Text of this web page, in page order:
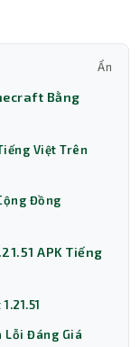
Ẩn
Bằng
Việt Trên
Đồng
APK Tiếng
Lỗi Đáng Giá